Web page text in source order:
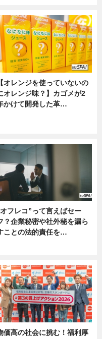
【オレンジを使っていないの
オレンジ味？】カゴメが2
かけて開発した革…
フレコ”って言えばセー
？企業秘密や社外秘を漏ら
ことの法的責任を…
価高の社会に挑む！福利厚